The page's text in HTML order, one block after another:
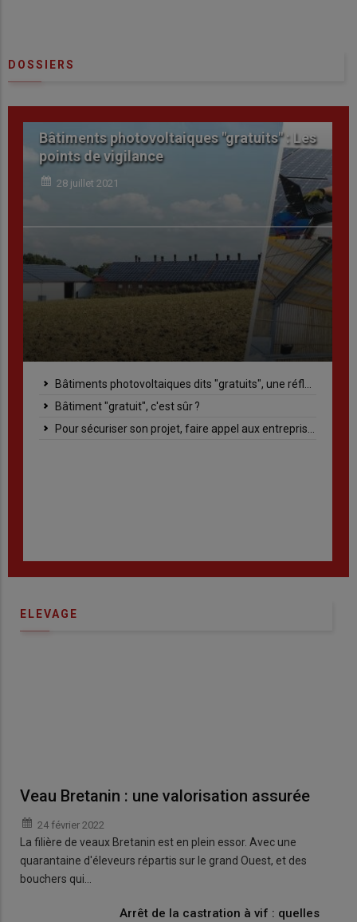
DOSSIERS
Les Bassins Versants : un laboratoire
d’innovations
27 juillet 2021
Des enjeux qui évoluent et des pistes de travail encourageantes
Enjeu azote : Etap’N, un outil individuel de conseil au service du collectif
Enjeu Phytos : Eaux du Pays de Saint-Malo, réduire l’usage d’herbicides
ELEVAGE
Veau Bretanin : une valorisation assurée
24 février 2022
La filière de veaux Bretanin est en plein essor. Avec une
quarantaine d'éleveurs répartis sur le grand Ouest, et des
bouchers qui…
Arrêt de la castration à vif : quelles